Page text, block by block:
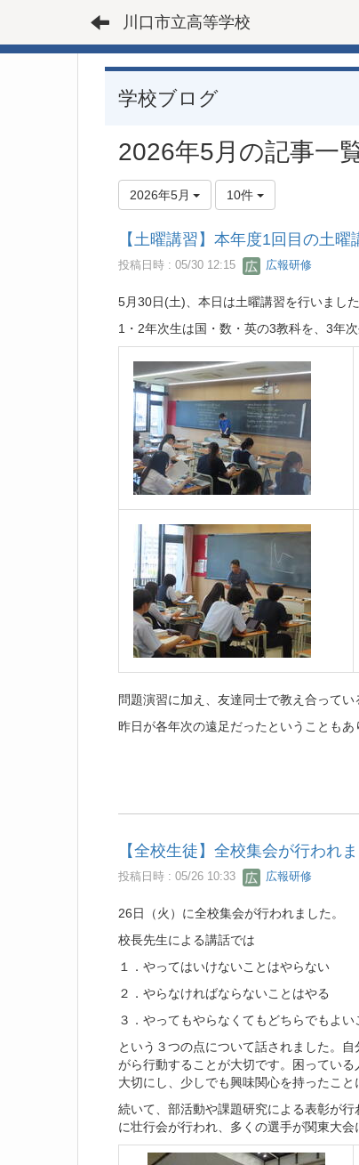
川口市立高等学校
学校ブログ
2026年5月の記事一
2026年5月 10件
【土曜講習】本年度1回目の土曜
投稿日時 : 05/30 12:15 広報研修
5月30日(土)、本日は土曜講習を行いました
1・2年次生は国・数・英の3教科を、3年
問題演習に加え、友達同士で教え合ってい
昨日が各年次の遠足だったということも
【全校生徒】全校集会が行われ
投稿日時 : 05/26 10:33 広報研修
26日（火）に全校集会が行われました。
校長先生による講話では
１．やってはいけないことはやらない
２．やらなければならないことはやる
３．やってもやらなくてもどちらでもよ
という３つの点について話されました。
がら行動することが大切です。困ってい
大切にし、少しでも興味関心を持ったこ
続いて、部活動や課題研究による表彰が
に壮行会が行われ、多くの選手が関東大